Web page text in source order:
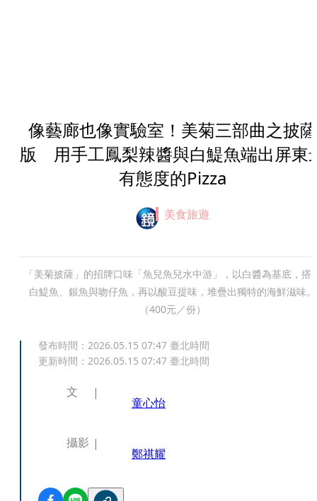
像藝廊也像實驗室！美菊三部曲之披薩
版 用手工鳳梨辣醬與白鯷魚端出屏東
有態度的Pizza
美食旅遊
「美菊披薩」的招牌口味「魚兒魚兒水中游」，以白醬為基底，搭
白鯷魚、銀魚與吻仔魚，再以酸豆提味，堆疊出獨特的海鮮滋味。
（400元／份）
發布時間： 2026.05.15 07:47 臺北時間
更新時間： 2026.05.15 07:47 臺北時間
文
童心怡
攝影
鄭祺耀